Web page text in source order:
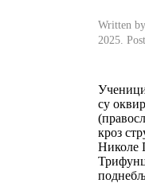
Written
2025.
су
кроз
Николе